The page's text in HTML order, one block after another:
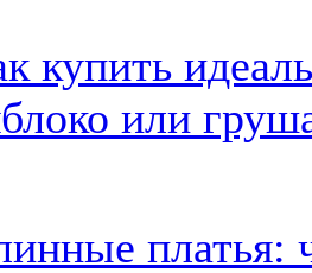
купить
или
платья: